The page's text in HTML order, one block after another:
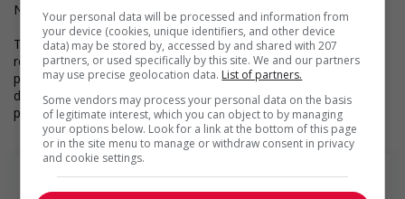
Numéro du permis CNESST : AP-2000158 et AR-2000157
Toutes les candidatures sont examinées par notre équipe de
recrutement, et les décisions d’embauche sont prises par des
personnes. Nous pouvons également utiliser des outils dotés
d’intelligence artificielle pour soutenir certaines étapes du
processus d’examen des candidatures.
Your personal data will be processed and information from
your device (cookies, unique identifiers, and other device
data) may be stored by, accessed by and shared with 207
partners, or used specifically by this site. We and our partners
may use precise geolocation data. List of partners.
Some vendors may process your personal data on the basis
of legitimate interest, which you can object to by managing
your options below. Look for a link at the bottom of this page
or in the site menu to manage or withdraw consent in privacy
and cookie settings.